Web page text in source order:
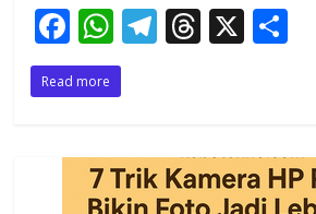
F
ac
e
o
o
W
h
at
A
p
T
a
m
T
d
s
X
Read more